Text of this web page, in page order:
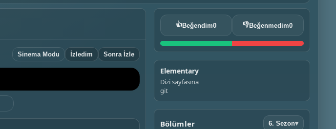
Sinema Modu İzledim Sonra İzle
👍Beğendim0 👎Beğenmedim0
Elementary
Dizi sayfasına
git
Bölümler 6. Sezon▾